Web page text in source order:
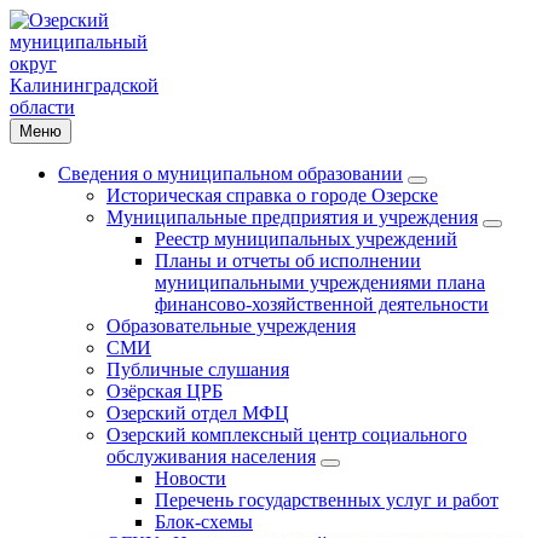
Меню
Сведения о муниципальном образовании
Историческая справка о городе Озерске
Муниципальные предприятия и учреждения
Реестр муниципальных учреждений
Планы и отчеты об исполнении
муниципальными учреждениями плана
финансово-хозяйственной деятельности
Образовательные учреждения
СМИ
Публичные слушания
Озёрская ЦРБ
Озерский отдел МФЦ
Озерский комплексный центр социального
обслуживания населения
Новости
Перечень государственных услуг и работ
Блок-схемы